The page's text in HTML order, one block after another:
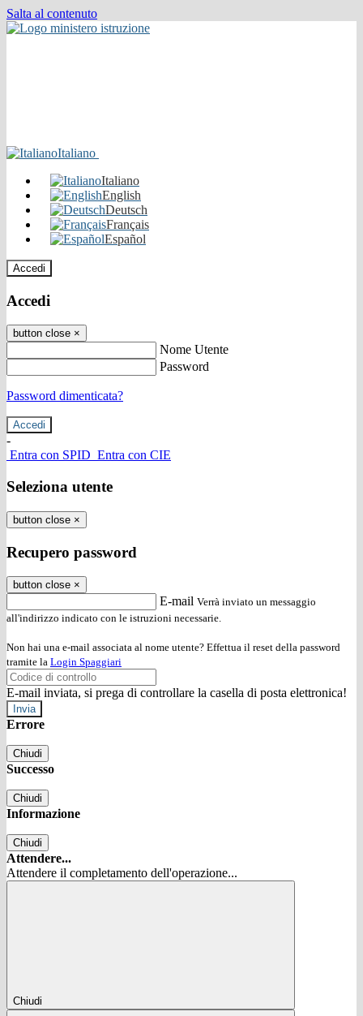
Salta al contenuto
Italiano
Italiano
English
Deutsch
Français
Español
Accedi
Accedi
button close ×
Nome Utente
Password
Password dimenticata?
-
Entra con SPID Entra con CIE
Seleziona utente
button close ×
Recupero password
button close ×
E-mail Verrà inviato un messaggio
all'indirizzo indicato con le istruzioni necessarie.
Non hai una e-mail associata al nome utente? Effettua il reset della password
tramite la Login Spaggiari
E-mail inviata, si prega di controllare la casella di posta elettronica!
Errore
Chiudi
Successo
Chiudi
Informazione
Chiudi
Attendere...
Attendere il completamento dell'operazione...
Chiudi